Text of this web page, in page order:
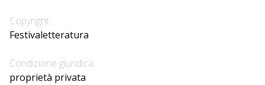
Copyright
Festivaletteratura
Condizione giuridica
proprietà privata